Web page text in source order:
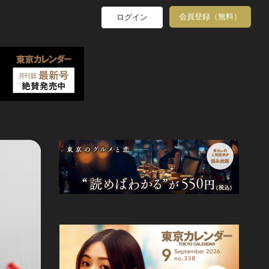
ログイン 会員登録（無料）